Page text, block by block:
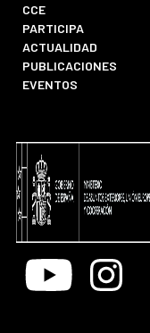
CCE
PARTICIPA
ACTUALIDAD
PUBLICACIONES
EVENTOS
Youtube Instagram